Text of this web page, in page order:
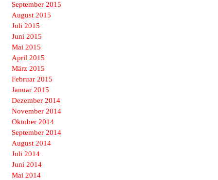
September 2015
August 2015
Juli 2015
Juni 2015
Mai 2015
April 2015
März 2015
Februar 2015
Januar 2015
Dezember 2014
November 2014
Oktober 2014
September 2014
August 2014
Juli 2014
Juni 2014
Mai 2014